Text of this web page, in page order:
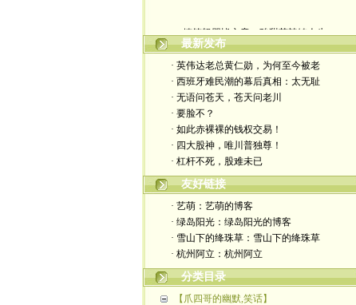
最新发布
· 英伟达老总黄仁勋，为何至今被老
· 西班牙难民潮的幕后真相：太无耻
· 无语问苍天，苍天问老川
· 要脸不？
· 如此赤裸裸的钱权交易！
· 四大股神，唯川普独尊！
· 杠杆不死，股难未已
友好链接
· 艺萌：艺萌的博客
· 绿岛阳光：绿岛阳光的博客
· 雪山下的绛珠草：雪山下的绛珠草
· 杭州阿立：杭州阿立
分类目录
【爪四哥的幽默,笑话】